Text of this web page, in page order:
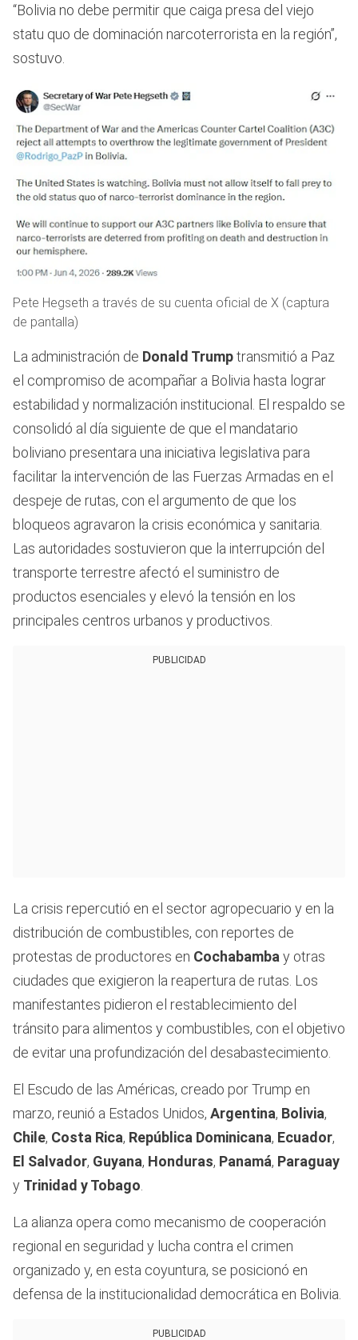
“Bolivia no debe permitir que caiga presa del viejo
statu quo de dominación narcoterrorista en la región”,
sostuvo.
Pete Hegseth a través de su cuenta oficial de X (captura
de pantalla)
La administración de Donald Trumptransmitió a Paz
el compromiso de acompañar a Bolivia hasta lograr
estabilidad y normalización institucional. El respaldo se
consolidó al día siguiente de que el mandatario
boliviano presentara una iniciativa legislativa para
facilitar la intervención de las Fuerzas Armadas en el
despeje de rutas, con el argumento de que los
bloqueos agravaron la crisis económica y sanitaria.
Las autoridades sostuvieron que la interrupción del
transporte terrestre afectó el suministro de
productos esenciales y elevó la tensión en los
principales centros urbanos y productivos.
PUBLICIDAD
La crisis repercutió en el sector agropecuario y en la
distribución de combustibles, con reportes de
protestas de productores en Cochabamba y otras
ciudades que exigieron la reapertura de rutas. Los
manifestantes pidieron el restablecimiento del
tránsito para alimentos y combustibles, con el objetivo
de evitar una profundización del desabastecimiento.
El Escudo de las Américas, creado por Trump en
marzo, reunió a Estados Unidos, Argentina, Bolivia,
Chile, Costa Rica, República Dominicana, Ecuador,
El Salvador, Guyana, Honduras, Panamá, Paraguay
y Trinidad y Tobago
La alianza opera como mecanismo de cooperación
regional en seguridad y lucha contra el crimen
organizado y, en esta coyuntura, se posicionó en
defensa de la institucionalidad democrática en Bolivia.
PUBLICIDAD